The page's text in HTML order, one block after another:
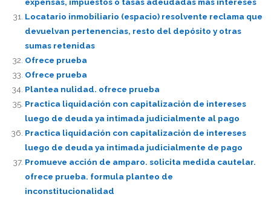
expensas, impuestos o tasas adeudadas más intereses
Locatario inmobiliario (espacio) resolvente reclama que
devuelvan pertenencias, resto del depósito y otras
sumas retenidas
Ofrece prueba
Ofrece prueba
Plantea nulidad. ofrece prueba
Practica liquidación con capitalización de intereses
luego de deuda ya intimada judicialmente al pago
Practica liquidación con capitalización de intereses
luego de deuda ya intimada judicialmente de pago
Promueve acción de amparo. solicita medida cautelar.
ofrece prueba. formula planteo de
inconstitucionalidad